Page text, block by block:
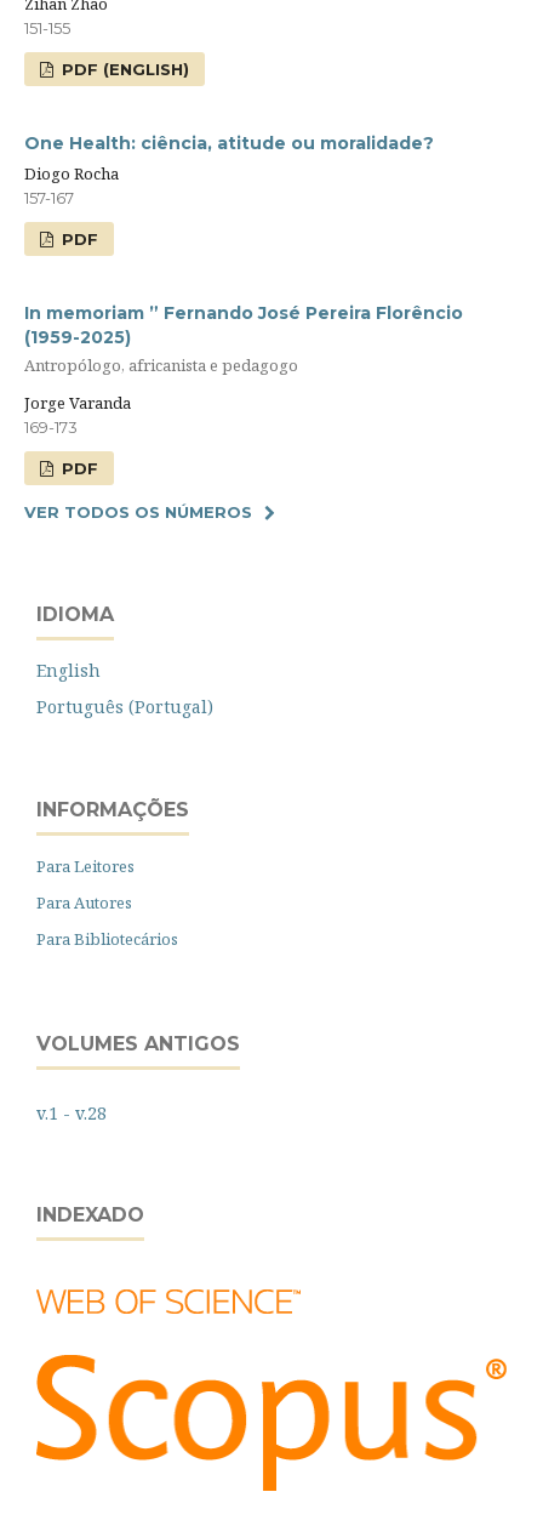
151-155
PDF (ENGLISH)
One Health: ciência, atitude ou moralidade?
Diogo Rocha
157-167
PDF
In memoriam ” Fernando José Pereira Florêncio
(1959-2025)
Antropólogo, africanista e pedagogo
Jorge Varanda
169-173
PDF
VER TODOS OS NÚMEROS
IDIOMA
English
Português (Portugal)
INFORMAÇÕES
Para Leitores
Para Autores
Para Bibliotecários
VOLUMES ANTIGOS
v.1 - v.28
INDEXADO